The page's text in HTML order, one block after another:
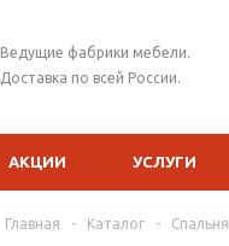
Ведущие фабрики мебели.
Доставка по всей России.
АКЦИИ УСЛУГИ
Главная - Каталог - Спальня